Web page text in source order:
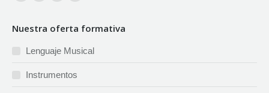
opens
in
window
opens
in
window
opens
in
window
opens
in
window
Nuestra oferta formativa
Lenguaje Musical
Instrumentos